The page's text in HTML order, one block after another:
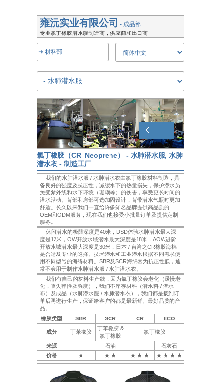
雍沅实业有限公司 - 成品部
专业氯丁橡胶潜水服制造商，供应商和出口商
➜ 材料部
氯丁橡胶（CR, Neoprene） - 水肺潜水服, 水肺
潜水衣 - 制造工厂
我们的水肺潜水服 / 水肺潜水衣由氯丁橡胶材料制造，具
备良好的强度及抗压性，减缓水下的热量损失，保护潜水员
免受紫外线和水下环境（珊瑚等）的伤害，享受更长时间的
潜水活动。背部和肩部可选加固设计，背带潜水气瓶时更加
舒适。长久以来我们一直给许多知名品牌提供高品质的
OEM和ODM服务，现在我们也接受小批量订单及提供定制
服务。
休闲潜水的极限深度是40米，DSD体验水肺潜水最大深
度是12米，OW开放水域潜水最大深度是18米，AOW进阶
开放水域潜水最大深度是30米，日本 / 台湾之CR橡胶海棉
是合适及专业的选择。技术潜水和工业潜水根据不同需求使
用不同型号的海绵材料。SBR及SCR海绵因为抗压性低，通
常不会用于制作水肺潜水服 / 水肺潜水衣。
我们有自己的材料生产线，因为氯丁橡胶会老化（缓慢老
化，丧失弹性及强度），我们不库存材料（潜水料 / 潜水
布）及成品（水肺潜水服 / 水肺潜水衣），我们都是接到订
单后再进行生产，保证给客户的都是最新鲜、最好品质的产
品。
橡胶类型
SBR SCR CR ECO
成分 丁苯橡胶
丁苯橡胶 &
氯丁橡胶
氯丁橡胶
来源 石油
石灰石
价格
★ ★ ★ ★ ★ ★ ★ ★ ★ ★